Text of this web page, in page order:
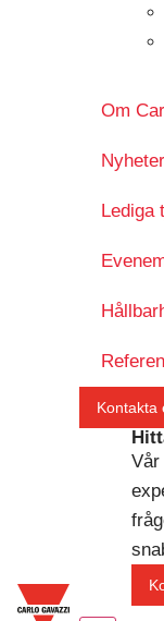
Om
Nyheter
Lediga
Kontakta
Vår